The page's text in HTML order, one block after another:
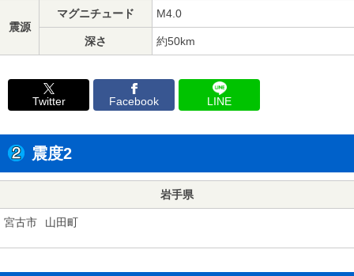
震源
マグニチュード M4.0
深さ 約50km
Twitter Facebook LINE
震度2
岩手県
宮古市 山田町